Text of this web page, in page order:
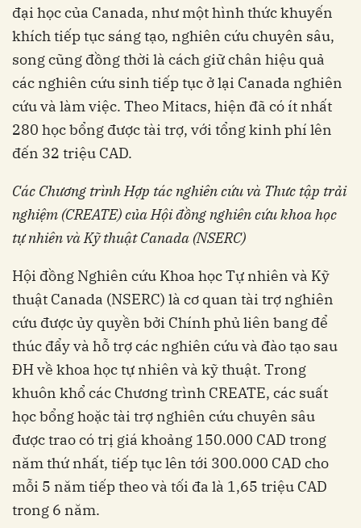
đại học của Canada, như một hình thức khuyến
khích tiếp tục sáng tạo, nghiên cứu chuyên sâu,
song cũng đồng thời là cách giữ chân hiệu quả
các nghiên cứu sinh tiếp tục ở lại Canada nghiên
cứu và làm việc. Theo Mitacs, hiện đã có ít nhất
280 học bổng được tài trợ, với tổng kinh phí lên
đến 32 triệu CAD.
Các Chương trình Hợp tác nghiên cứu và Thưc tập trải
nghiệm (CREATE) của Hội đồng nghiên cứu khoa học
tự nhiên và Kỹ thuật Canada (NSERC)
Hội đồng Nghiên cứu Khoa học Tự nhiên và Kỹ
thuật Canada (NSERC) là cơ quan tài trợ nghiên
cứu được ủy quyền bởi Chính phủ liên bang để
thúc đẩy và hỗ trợ các nghiên cứu và đào tạo sau
ĐH về khoa học tự nhiên và kỹ thuật. Trong
khuôn khổ các Chương trình CREATE, các suất
học bổng hoặc tài trợ nghiên cứu chuyên sâu
được trao có trị giá khoảng 150.000 CAD trong
năm thứ nhất, tiếp tục lên tới 300.000 CAD cho
mỗi 5 năm tiếp theo và tối đa là 1,65 triệu CAD
trong 6 năm.